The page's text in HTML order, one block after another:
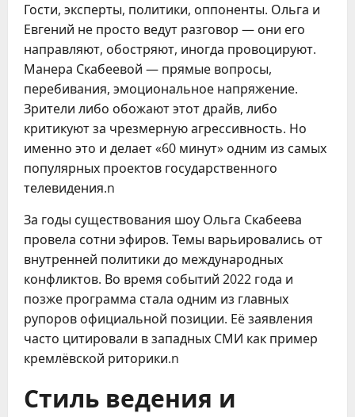
Гости, эксперты, политики, оппоненты. Ольга и
Евгений не просто ведут разговор — они его
направляют, обостряют, иногда провоцируют.
Манера Скабеевой — прямые вопросы,
перебивания, эмоциональное напряжение.
Зрители либо обожают этот драйв, либо
критикуют за чрезмерную агрессивность. Но
именно это и делает «60 минут» одним из самых
популярных проектов государственного
телевидения.n
За годы существования шоу Ольга Скабеева
провела сотни эфиров. Темы варьировались от
внутренней политики до международных
конфликтов. Во время событий 2022 года и
позже программа стала одним из главных
рупоров официальной позиции. Её заявления
часто цитировали в западных СМИ как пример
кремлёвской риторики.n
Стиль ведения и